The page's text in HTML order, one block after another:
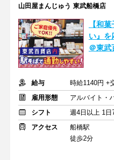
山田屋まんじゅう 東武船橋店
【和
い』
＠東武
給与
時給1140円 +
雇用形態
アルバイト・
シフト
週4日以上 1日
アクセス
船橋駅
徒歩2分